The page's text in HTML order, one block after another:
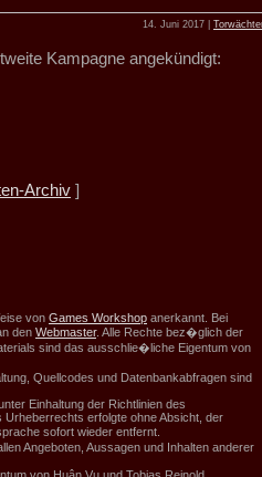
14. Juni 2017 |
Kampagne angekündigt:
Archiv ]
von Games Workshop anerkannt. Bei
den Webmaster. Alle Rechte bez�glich der
sind das ausschlie�liche Eigentum von
Quellcodes und Datenbankabfragen sind
Einhaltung der Richtlinien des
erfolgte ohne Absicht, der
sofort wieder entfernt.
Angeboten, Aussagen und Inhalten anderer